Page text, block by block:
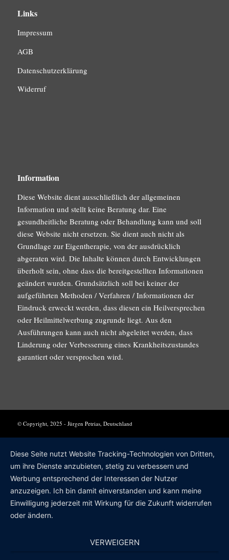
Links
Impressum
AGB
Datenschutzerklärung
Widerruf
Information
Diese Website dient ausschließlich der allgemeinen
Information und stellt keine Beratung dar. Eine
gesundheitliche Beratung oder Behandlung kann und soll
diese Website nicht ersetzen. Sie dient auch nicht als
Grundlage zur Eigentherapie, von der ausdrücklich
abgeraten wird. Die Inhalte können durch Entwicklungen
überholt sein, ohne dass die bereitgestellten Informationen
geändert wurden. Grundsätzlich soll bei keiner der
aufgeführten Methoden / Verfahren / Informationen der
Eindruck erweckt werden, dass diesen ein Heilversprechen
oder Heilmittelwerbung zugrunde liegt. Aus den
Ausführungen kann auch nicht abgeleitet werden, dass
Linderung oder Verbesserung eines Krankheitszustandes
garantiert oder versprochen wird.
© Copyright, 2025 - Jürgen Petrias, Deutschland
Diese Seite nutzt Website Tracking-Technologien von Dritten,
um ihre Dienste anzubieten, stetig zu verbessern und
Werbung entsprechend der Interessen der Nutzer
anzuzeigen. Ich bin damit einverstanden und kann meine
Einwilligung jederzeit mit Wirkung für die Zukunft widerrufen
oder ändern.
VERWEIGERN